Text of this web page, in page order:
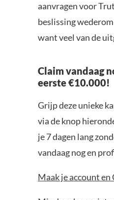
aanvragen voor
beslissing
want veel van de
Claim vandaag
eerste €10.000!
Grijp deze unieke
via de knop
je 7 dagen lang
vandaag nog en
Maak je account